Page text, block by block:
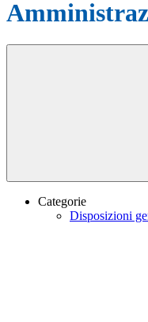
Categorie
Disposizioni